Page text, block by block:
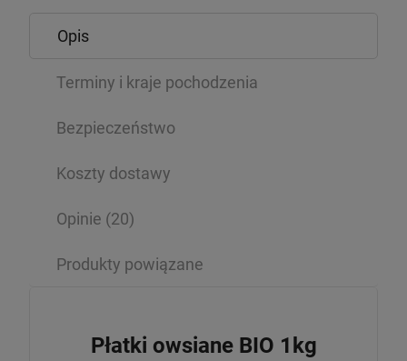
Opis
Terminy i kraje pochodzenia
Bezpieczeństwo
Koszty dostawy
Opinie (20)
Produkty powiązane
Płatki owsiane BIO 1kg